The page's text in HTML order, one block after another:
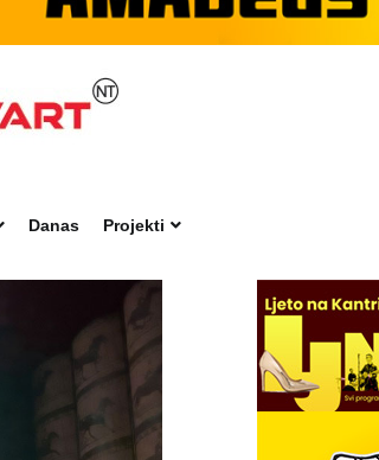
Danas Projekti